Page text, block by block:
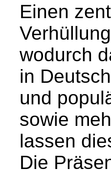
Einen
wodurch
in
und
sowie
lassen
Die